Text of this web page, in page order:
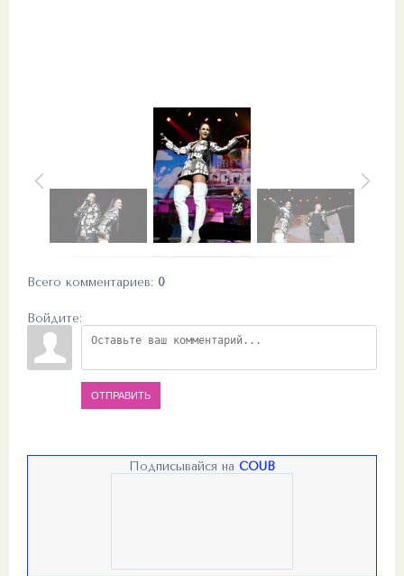
Всего комментариев: 0
Войдите:
ОТПРАВИТЬ
Подписывайся на COUB